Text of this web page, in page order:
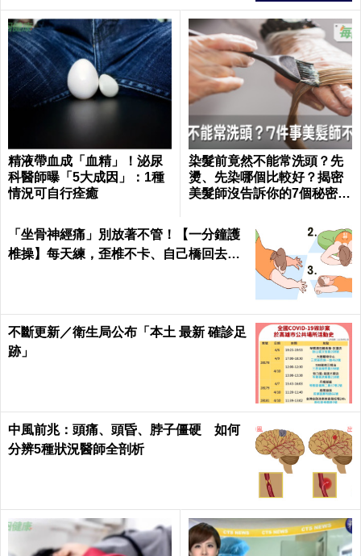
精液帶血成「血精」！泌尿
科醫師曝「5大成因」：1種
情況可自行痊癒
染髮前竟然不能常洗頭？先
燙、先染哪個比較好？揭密
美髮師沒告訴你的7個秘密｜
「坐骨神經痛」別放著不管！【一分鐘護
椎操】每天練，歪椎不卡、自己橋回去！
不斷更新／衛生局公布「本土 最新 確診足
跡」
中風前兆：頭痛、頭昏、脖子僵硬 如何
分辨5種狀況醫師全剖析